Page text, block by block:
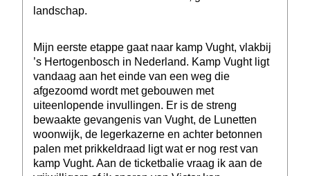
landschap.
Mijn eerste etappe gaat naar kamp Vught, vlakbij
’s Hertogenbosch in Nederland. Kamp Vught ligt
vandaag aan het einde van een weg die
afgezoomd wordt met gebouwen met
uiteenlopende invullingen. Er is de streng
bewaakte gevangenis van Vught, de Lunetten
woonwijk, de legerkazerne en achter betonnen
palen met prikkeldraad ligt wat er nog rest van
kamp Vught. Aan de ticketbalie vraag ik aan de